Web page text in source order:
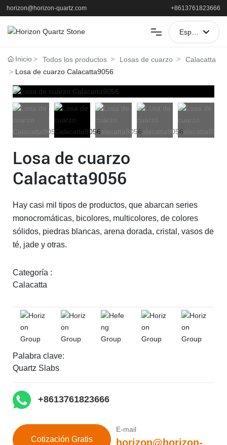
horizon@horizon-quartz.com +8613761823666
HOGAR
PRODUCTOS
SOLICITUD
APOYO
CONTACTO
English
中文简体
Français
Inicio Todos los productos Losas de cuarzo
Calacatta
Losa de cuarzo Calacatta9056
Losa de cuarzo
Calacatta9056
Hay casi mil tipos de productos, que abarcan series
monocromáticas, bicolores, multicolores, de colores
sólidos, piedras blancas, arena dorada, cristal, vasos de
té, jade y otras.
Categoría :
Calacatta
Palabra clave:
Quartz Slabs
+8613761823666
Cotización Gratis
E-mail
horizon@horizon-